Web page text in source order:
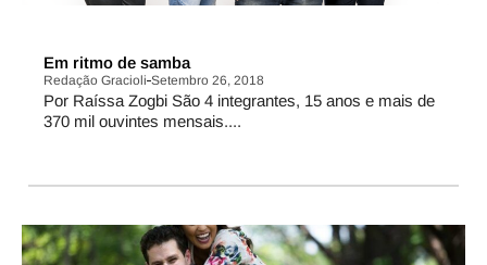
Em ritmo de samba
Redação Gracioli Setembro 26, 2018
Por Raíssa Zogbi São 4 integrantes, 15 anos e mais de
370 mil ouvintes mensais....